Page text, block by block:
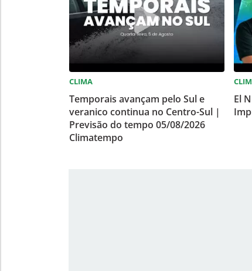
CLIMA
Temporais avançam pelo Sul e
veranico continua no Centro-Sul |
Previsão do tempo 05/08/2026
Climatempo
El